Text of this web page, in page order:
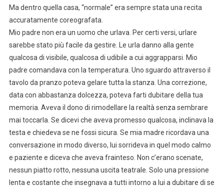
Ma dentro quella casa, “normale” era sempre stata una recita
accuratamente coreografata.
Mio padre non era un uomo che urlava. Per certi versi, urlare
sarebbe stato più facile da gestire. Le urla danno alla gente
qualcosa di visibile, qualcosa di udibile a cui aggrapparsi. Mio
padre comandava con la temperatura. Uno sguardo attraverso il
tavolo da pranzo poteva gelare tutta la stanza. Una correzione,
data con abbastanza dolcezza, poteva farti dubitare della tua
memoria. Aveva il dono di rimodellare la realtà senza sembrare
mai toccarla. Se dicevi che aveva promesso qualcosa, inclinava la
testa e chiedeva se ne fossi sicura. Se mia madre ricordava una
conversazione in modo diverso, lui sorrideva in quel modo calmo
e paziente e diceva che aveva frainteso. Non c’erano scenate,
nessun piatto rotto, nessuna uscita teatrale. Solo una pressione
lenta e costante che insegnava a tutti intorno a lui a dubitare di se